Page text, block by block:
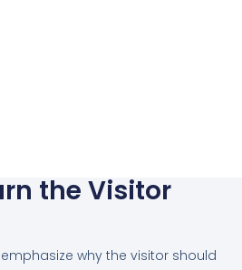
the Visitor
why the visitor should